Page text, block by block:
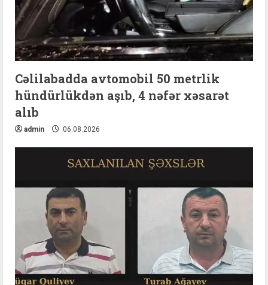
Cəlilabadda avtomobil 50 metrlik
hündürlükdən aşıb, 4 nəfər xəsarət
alıb
admin 06.08.2026